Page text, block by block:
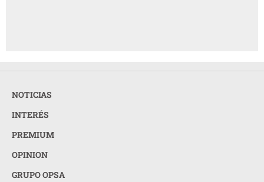
NOTICIAS
INTERÉS
PREMIUM
OPINION
GRUPO OPSA